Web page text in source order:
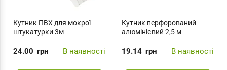
Кутник ПВХ для мокрої
штукатурки 3м
24.00 грн В наявності
Кутник перфорований
алюмінієвий 2,5 м
19.14 грн В наявності